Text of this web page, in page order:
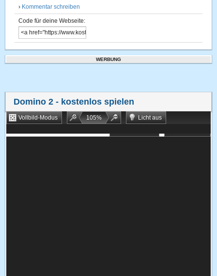
› Kommentar schreiben
Code für deine Webseite:
WERBUNG
Domino 2 - kostenlos spielen
Vollbild-Modus 105%
Licht aus